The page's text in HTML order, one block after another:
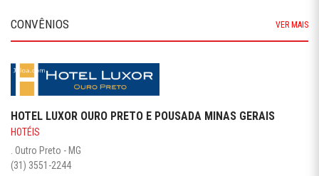
CONVÊNIOS VER MAIS
HOTEL LUXOR OURO PRETO E POUSADA MINAS GERAIS
HOTÉIS
. Outro Preto - MG
(31) 3551-2244